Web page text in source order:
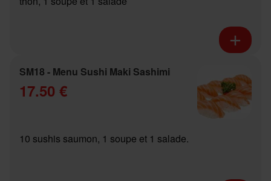
SM18 - Menu Sushi Maki Sashimi
17.50 €
10 sushis saumon, 1 soupe et 1 salade.